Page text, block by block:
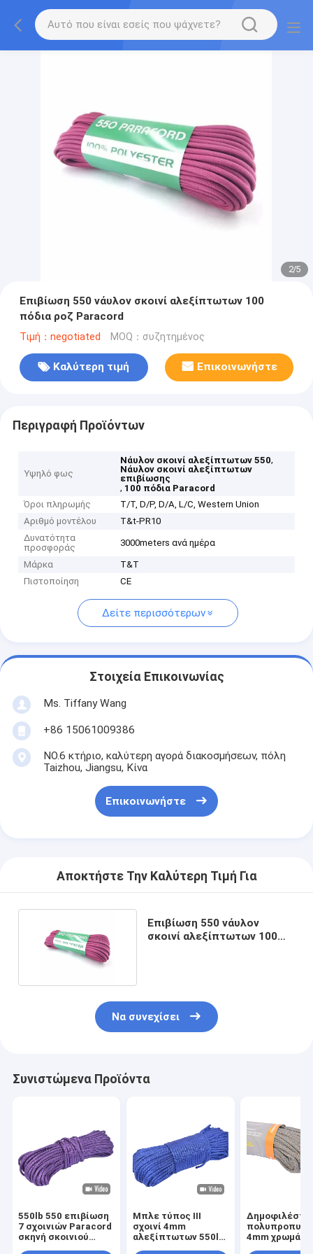
2/5
Επιβίωση 550 νάυλον σκοινί αλεξίπτωτων 100
πόδια ροζ Paracord
Τιμή：negotiated MOQ：συζητημένος
Καλύτερη τιμή Επικοινωνήστε
Περιγραφή Προϊόντων
Υψηλό φως
Νάυλον σκοινί αλεξίπτωτων 550,
Νάυλον σκοινί αλεξίπτωτων
επιβίωσης
, 100 πόδια Paracord
Όροι πληρωμής
T/T, D/P, D/A, L/C, Western Union
Αριθμό μοντέλου
T&t-PR10
Δυνατότητα
προσφοράς
3000meters ανά ημέρα
Μάρκα
T&T
Πιστοποίηση
CE
Δείτε περισσότερων
Στοιχεία Επικοινωνίας
Ms. Tiffany Wang
+86 15061009386
NO.6 κτήριο, καλύτερη αγορά διακοσμήσεων, πόλη
Taizhou, Jiangsu, Κίνα
Επικοινωνήστε
Αποκτήστε Την Καλύτερη Τιμή Για
Επιβίωση 550 νάυλον
σκοινί αλεξίπτωτων 100
Να συνεχίσει
Συνιστώμενα Προϊόντα
550lb 550 επιβίωση
7 σχοινιών Paracord
σκηνή σκοινιού
Μπλε τύπος ΙΙΙ
σχοινί 4mm
αλεξίπτωτων 550lb
4mm